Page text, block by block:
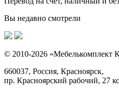
Вы недавно смотрели
© 2010-2026 «Мебелькомплект
660037, Россия, Красноярск,
пр. Красноярский рабочий, 27